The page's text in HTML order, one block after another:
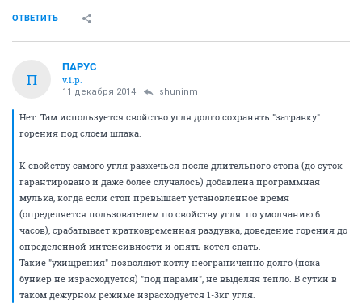
ОТВЕТИТЬ
П
ПАРУС
v.i.p.
11 декабря 2014 shuninm
Нет. Там используется свойство угля долго сохранять "затравку"
горения под слоем шлака.
К свойству самого угля разжечься после длительного стопа (до суток
гарантировано и даже более случалось) добавлена программная
мулька, когда если стоп превышает установленное время
(определяется пользователем по свойству угля. по умолчанию 6
часов), срабатывает кратковременная раздувка, доведение горения до
определенной интенсивности и опять котел спать.
Такие "ухищрения" позволяют котлу неограниченно долго (пока
бункер не израсходуется) "под парами", не выделяя тепло. В сутки в
таком дежурном режиме израсходуется 1-3кг угля.